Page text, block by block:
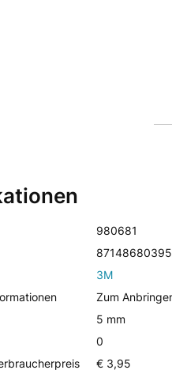
980681
3M
Zum
5 mm
0
€ 3,95